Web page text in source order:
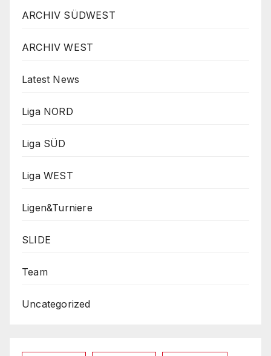
ARCHIV SÜDWEST
ARCHIV WEST
Latest News
Liga NORD
Liga SÜD
Liga WEST
Ligen&Turniere
SLIDE
Team
Uncategorized